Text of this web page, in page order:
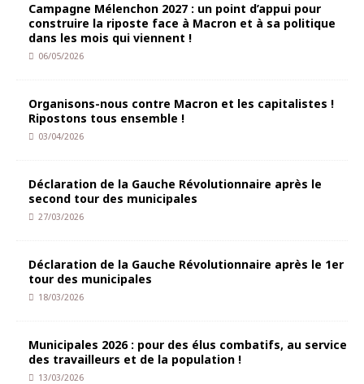
Campagne Mélenchon 2027 : un point d’appui pour
construire la riposte face à Macron et à sa politique
dans les mois qui viennent !
06/05/2026
Organisons-nous contre Macron et les capitalistes !
Ripostons tous ensemble !
03/04/2026
Déclaration de la Gauche Révolutionnaire après le
second tour des municipales
27/03/2026
Déclaration de la Gauche Révolutionnaire après le 1er
tour des municipales
18/03/2026
Municipales 2026 : pour des élus combatifs, au service
des travailleurs et de la population !
13/03/2026